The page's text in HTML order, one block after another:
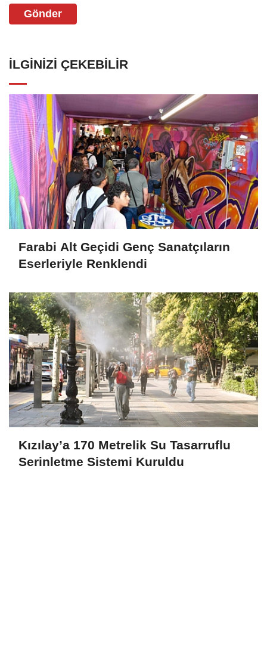
Gönder
İLGINIZI ÇEKEBILIR
Farabi Alt Geçidi Genç Sanatçıların
Eserleriyle Renklendi
Kızılay’a 170 Metrelik Su Tasarruflu
Serinletme Sistemi Kuruldu